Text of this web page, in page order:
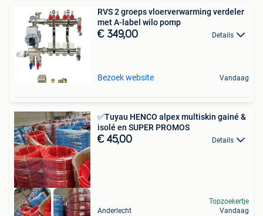
RVS 2 groeps vloerverwarming verdeler
met A-label wilo pomp
€ 349,00 Details
Bezoek website Vandaag
✅Tuyau HENCO alpex multiskin gainé &
isolé en SUPER PROMOS
€ 45,00 Details
Anderlecht
Topzoekertje
Vandaag